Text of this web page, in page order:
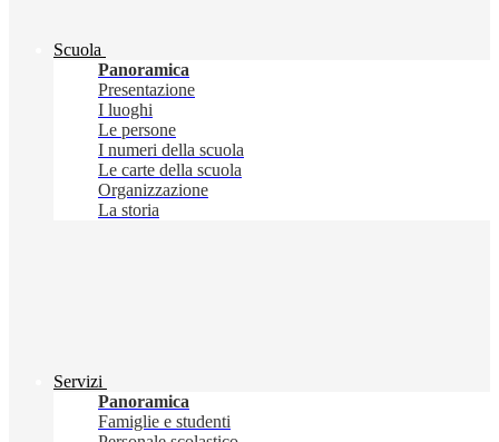
Scuola
Panoramica
Presentazione
I luoghi
Le persone
I numeri della scuola
Le carte della scuola
Organizzazione
La storia
Servizi
Panoramica
Famiglie e studenti